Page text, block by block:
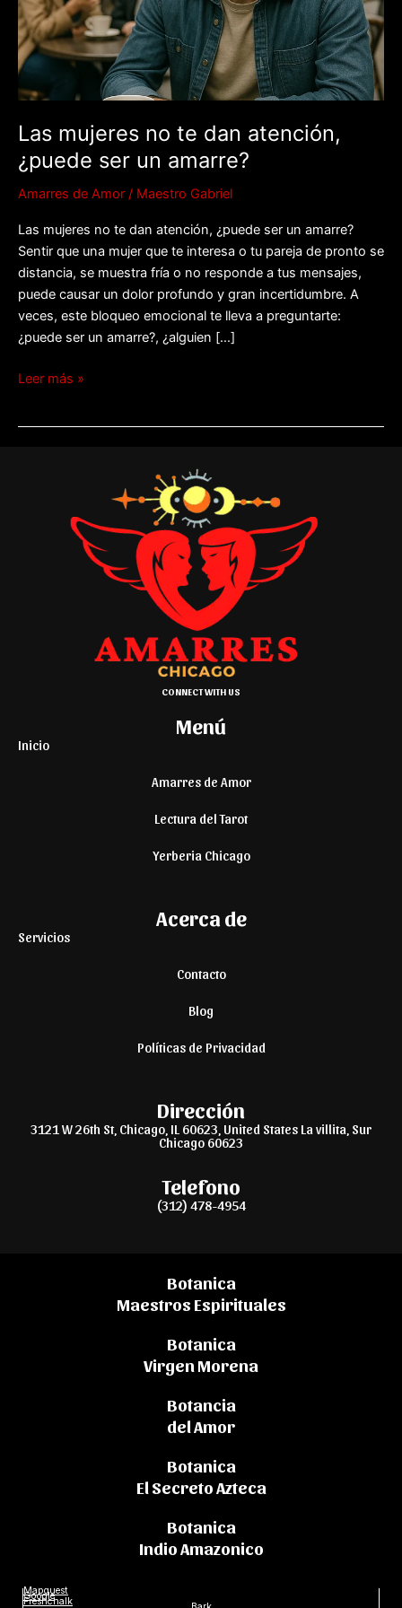
Las mujeres no te dan atención,
¿puede ser un amarre?
Amarres de Amor / Maestro Gabriel
Las mujeres no te dan atención, ¿puede ser un amarre?
Sentir que una mujer que te interesa o tu pareja de pronto se
distancia, se muestra fría o no responde a tus mensajes,
puede causar un dolor profundo y gran incertidumbre. A
veces, este bloqueo emocional te lleva a preguntarte:
¿puede ser un amarre?, ¿alguien […]
atención,
¿puede
ser
un
amarre?
Leer más »
CONNECT WITH US
Menú
Inicio
Amarres de Amor
Lectura del Tarot
Yerberia Chicago
Acerca de
Servicios
Contacto
Blog
Políticas de Privacidad
Dirección
3121 W 26th St, Chicago, IL 60623, United States La villita, Sur
Chicago 60623
Telefono
(312) 478-4954
Botanica
Maestros Espirituales
Botanica
Virgen Morena
Botancia
del Amor
Botanica
El Secreto Azteca
Botanica
Indio Amazonico
Mapquest
Google
Freshchalk